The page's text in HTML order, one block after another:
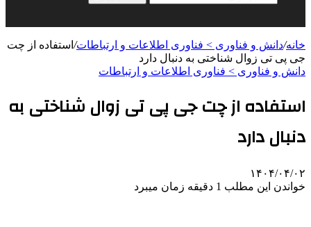
خانه/دانش و فناوری > فناوری اطلاعات و ارتباطات/ استفاده از چت
جی پی تی زوال شناختی به دنبال دارد
دانش و فناوری > فناوری اطلاعات و ارتباطات
استفاده از چت جی پی تی زوال شناختی به
دنبال دارد
۱۴۰۴/۰۴/۰۲
خواندن این مطلب 1 دقیقه زمان میبرد